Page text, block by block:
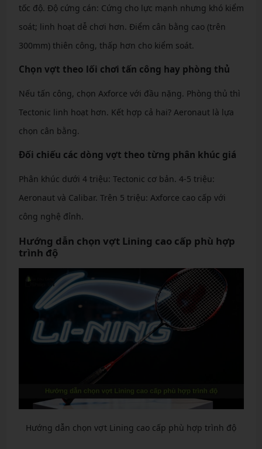
tốc độ. Độ cứng cán: Cứng cho lực mạnh nhưng khó kiểm
soát; linh hoạt dễ chơi hơn. Điểm cân bằng cao (trên
300mm) thiên công, thấp hơn cho kiểm soát.
Chọn vợt theo lối chơi tấn công hay phòng thủ
Nếu tấn công, chọn Axforce với đầu nặng. Phòng thủ thì
Tectonic linh hoạt hơn. Kết hợp cả hai? Aeronaut là lựa
chọn cân bằng.
Đối chiếu các dòng vợt theo từng phân khúc giá
Phân khúc dưới 4 triệu: Tectonic cơ bản. 4-5 triệu:
Aeronaut và Calibar. Trên 5 triệu: Axforce cao cấp với
công nghệ đỉnh.
Hướng dẫn chọn vợt Lining cao cấp phù hợp
trình độ
Hướng dẫn chọn vợt Lining cao cấp phù hợp trình độ